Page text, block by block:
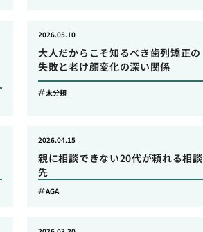
大人だからこそ知るべき歯列矯正の
失敗と老け顔変化の深い関係
2026.05.10
未分類
親に相談できない20代が頼れる相談
先
2026.04.15
AGA